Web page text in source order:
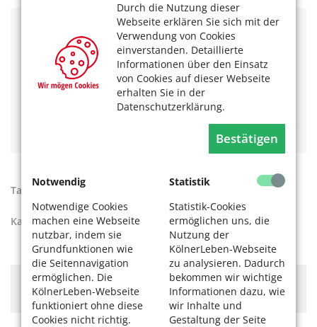
Durch die Nutzung dieser
Webseite erklären Sie sich mit der
Verwendung von Cookies
einverstanden. Detaillierte
Informationen über den Einsatz
von Cookies auf dieser Webseite
erhalten Sie in der
Datenschutzerklärung.
Bestätigen
Notwendig
Notwendige Cookies
machen eine Webseite
nutzbar, indem sie
Grundfunktionen wie
die Seitennavigation
ermöglichen. Die
KölnerLeben-Webseite
funktioniert ohne diese
Cookies nicht richtig.
Statistik
Statistik-Cookies
ermöglichen uns, die
Nutzung der
KölnerLeben-Webseite
zu analysieren. Dadurch
bekommen wir wichtige
Informationen dazu, wie
wir Inhalte und
Gestaltung der Seite
Das könnte Sie auch interessieren:
Für Blinde und Sehbehinderte: Nachrichten aus Köln
zum Hören
Barrierefreie Kultur in Köln: inklusive Führungen und
Theatererlebnisse für alle Sinne
Museum Ludwig: Führung für blinde und
Tags: Barrierefreiheit Interview , Kölner Köpfe
Kategorien: Unser Köln
Hier könnte Werbung stehen, mit der wir uns
finanzieren. Bitte akzeptieren Sie dieCookie-Meldung.